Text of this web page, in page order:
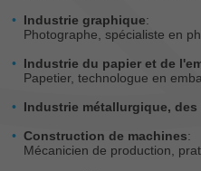
Industrie graphique:
Photographe, spécialiste en
Industrie du papier et de
Papetier, technologue en
Industrie métallurgique,
Construction de machines:
Mécanicien de production,